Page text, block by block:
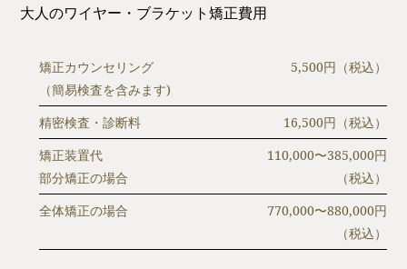
大人のワイヤー・ブラケット矯正費用
矯正カウンセリング
（簡易検査を含みます)
5,500円（税込）
精密検査・診断料
16,500円（税込）
矯正装置代
部分矯正の場合
110,000〜385,000円
（税込）
全体矯正の場合
770,000〜880,000円
（税込）